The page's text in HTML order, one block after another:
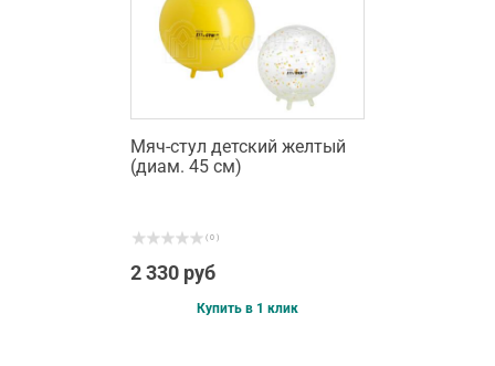
Мяч-стул детский желтый
(диам. 45 см)
( 0 )
2 330 руб
Купить в 1 клик